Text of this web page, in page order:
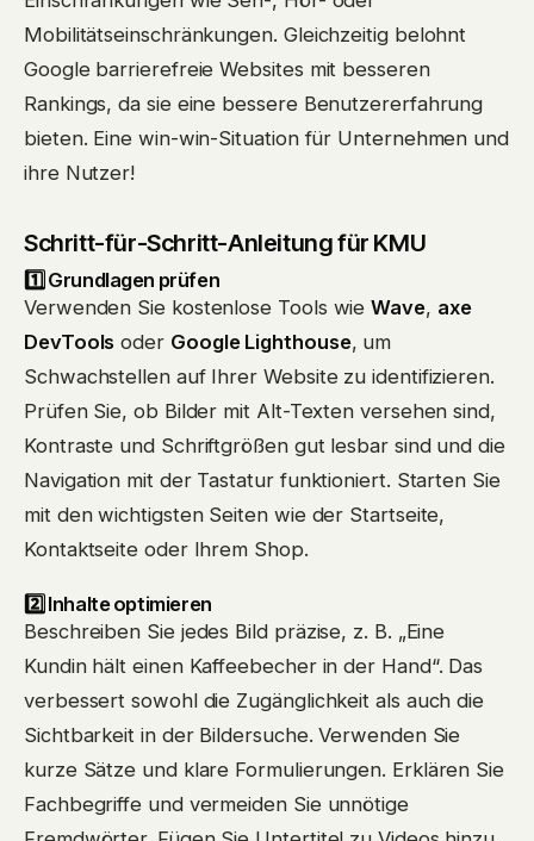
Mobilitätseinschränkungen. Gleichzeitig belohnt
Google barrierefreie Websites mit besseren
Rankings, da sie eine bessere Benutzererfahrung
bieten. Eine win-win-Situation für Unternehmen und
ihre Nutzer!
Schritt-für-Schritt-Anleitung für KMU
1️⃣ Grundlagen prüfen
Verwenden Sie kostenlose Tools wieWave, axe
DevTools oder Google Lighthouse, um
Schwachstellen auf Ihrer Website zu identifizieren.
Prüfen Sie, ob Bilder mit Alt-Texten versehen sind,
Kontraste und Schriftgrößen gut lesbar sind und die
Navigation mit der Tastatur funktioniert. Starten Sie
mit den wichtigsten Seiten wie der Startseite,
Kontaktseite oder Ihrem Shop.
2️⃣ Inhalte optimieren
Beschreiben Sie jedes Bild präzise, z. B. „Eine
Kundin hält einen Kaffeebecher in der Hand“. Das
verbessert sowohl die Zugänglichkeit als auch die
Sichtbarkeit in der Bildersuche. Verwenden Sie
kurze Sätze und klare Formulierungen. Erklären Sie
Fachbegriffe und vermeiden Sie unnötige